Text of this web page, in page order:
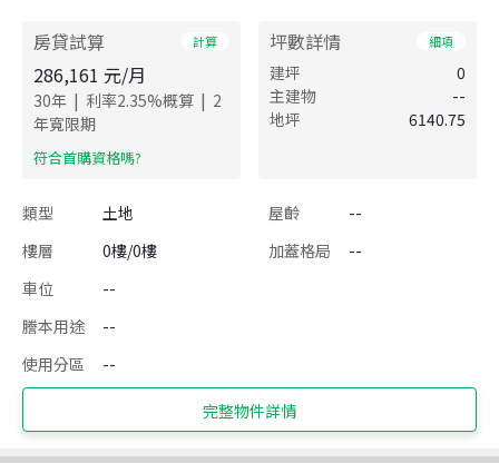
房貸試算 計算
286,161 元/月
30年 | 利率2.35%概算 | 2
年寬限期
​符合首購資格嗎?
坪數詳情 細項
建坪
0
主建物
--
地坪
6140.75
類型 土地 屋齡
--
樓層
0樓/0樓 加蓋格局
--
車位
--
謄本用途
--
使用分區
--
完整物件詳情